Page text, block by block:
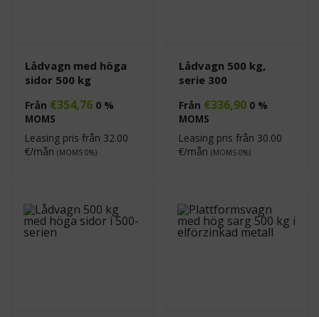
Lådvagn med höga
sidor 500 kg
Från €354,76 0 %
MOMS
Leasing pris från 32.00
€/mån (MOMS 0%)
Lådvagn 500 kg,
serie 300
Från €336,90 0 %
MOMS
Leasing pris från 30.00
€/mån (MOMS 0%)